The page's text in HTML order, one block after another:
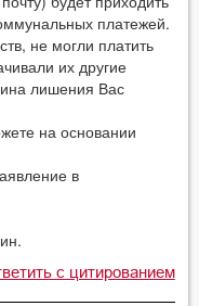
платежей.
не могли платить
их другие
лишения Вас
на основании
в
с цитированием